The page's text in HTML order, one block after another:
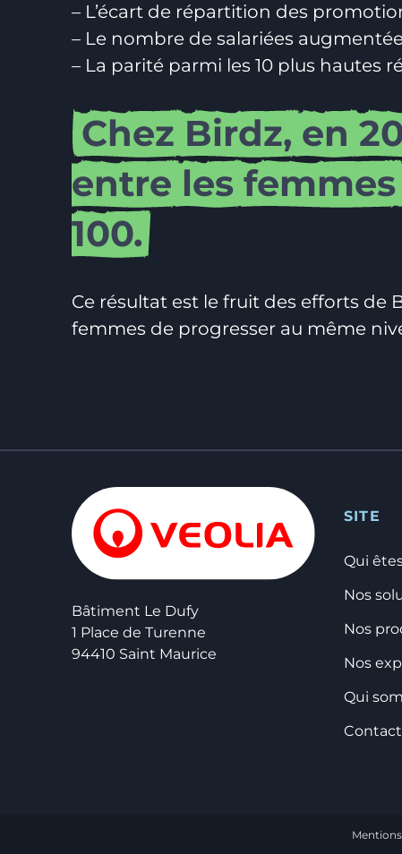
– L’écart de répartition des
– Le nombre de salariées
– La parité parmi les 10 plus hautes
Chez Birdz, en
entre les femmes
100.
Ce résultat est le fruit des efforts de
femmes de progresser au même
Bâtiment Le Dufy
1 Place de Turenne
94410 Saint Maurice
SITE
Qui
Nos
Nos
Nos
Qui